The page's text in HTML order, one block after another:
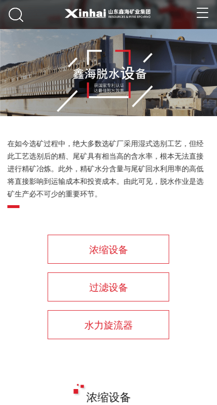
在如今选矿过程中，绝大多数选矿厂采用湿式选别工艺，但经
此工艺选别后的精、尾矿具有相当高的含水率，根本无法直接
进行精矿冶炼。此外，精矿水分含量与尾矿回水利用率的高低
将直接影响到运输成本和投资成本。由此可见，脱水作业是选
矿生产必不可少的重要环节。
浓缩设备
过滤设备
水力旋流器
浓缩设备